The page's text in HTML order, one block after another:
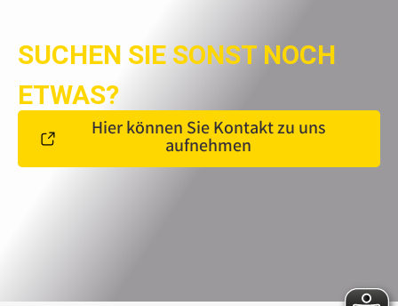
SUCHEN SIE SONST NOCH
ETWAS?
Hier können Sie Kontakt zu uns
aufnehmen